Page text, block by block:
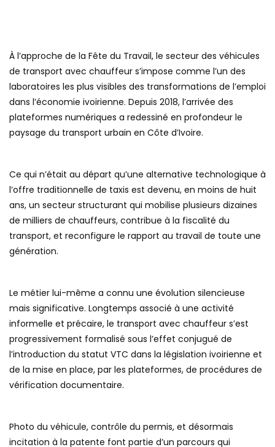
À l’approche de la Fête du Travail, le secteur des véhicules
de transport avec chauffeur s’impose comme l’un des
laboratoires les plus visibles des transformations de l’emploi
dans l’économie ivoirienne. Depuis 2018, l’arrivée des
plateformes numériques a redessiné en profondeur le
paysage du transport urbain en Côte d’Ivoire.
Ce qui n’était au départ qu’une alternative technologique à
l’offre traditionnelle de taxis est devenu, en moins de huit
ans, un secteur structurant qui mobilise plusieurs dizaines
de milliers de chauffeurs, contribue à la fiscalité du
transport, et reconfigure le rapport au travail de toute une
génération.
Le métier lui-même a connu une évolution silencieuse
mais significative. Longtemps associé à une activité
informelle et précaire, le transport avec chauffeur s’est
progressivement formalisé sous l’effet conjugué de
l’introduction du statut VTC dans la législation ivoirienne et
de la mise en place, par les plateformes, de procédures de
vérification documentaire.
Photo du véhicule, contrôle du permis, et désormais
incitation à la patente font partie d’un parcours qui